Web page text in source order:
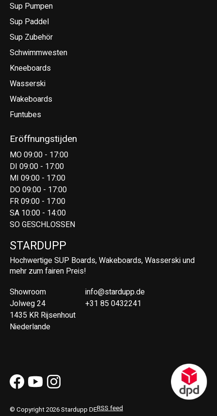
Sup Pumpen
Sup Paddel
Sup Zubehör
Schwimmwesten
Kneeboards
Wasserski
Wakeboards
Funtubes
Eröffnungstijden
MO 09:00 - 17:00
DI 09:00 - 17:00
MI 09:00 - 17:00
DO 09:00 - 17:00
FR 09:00 - 17:00
SA 10:00 - 14:00
SO GESCHLOSSEN
STARDUPP
Hochwertige SUP Boards, Wakeboards, Wasserski und
mehr zum fairen Preis!
Showroom
Jolweg 24
1435 KR Rijsenhout
Niederlande
info@stardupp.de
+31 85 0432241
© Copyright 2026 Stardupp DERSS feed